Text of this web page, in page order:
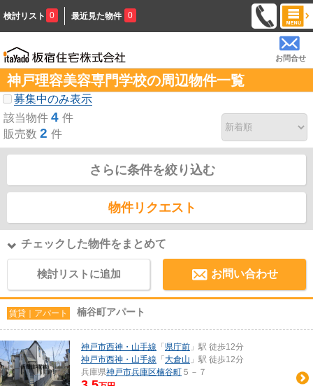
検討リスト 0 最近見た物件 0
お問合せ
神戸理容美容専門学校の周辺物件一覧
募集中のみ表示
該当物件 4 件
販売数 2 件
さらに条件を絞り込む
物件リクエスト
チェックした物件をまとめて
検討リストに追加 お問い合わせ
賃貸｜アパート 楠谷町アパート
神戸市西神・山手線 「 県庁前 」駅 徒歩12分
神戸市西神・山手線 「 大倉山 」駅 徒歩12分
兵庫県神戸市兵庫区楠谷町 ５－７